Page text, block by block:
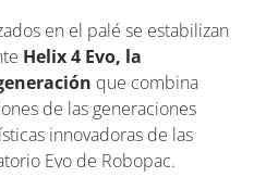
en el palé se estabilizan
Helix 4 Evo, la
que combina
de las generaciones
innovadoras de las
Evo de Robopac.